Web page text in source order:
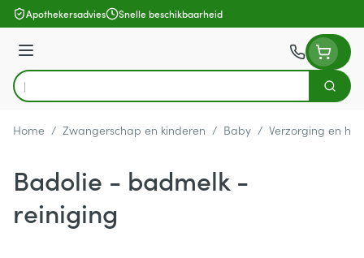
Ga naar de inhoud
Apothekersadvies Snelle beschikbaarheid
Menu
Product, merk, categorie...
Zoek
Home / Zwangerschap en kinderen / Baby / Verzorging en
Badolie - badmelk -
reiniging